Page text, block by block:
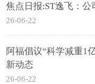
焦点日报:ST逸飞：
26-06-22
阿福倡议“科学减重1
新动态
26-06-22